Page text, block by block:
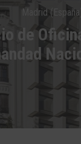
Madrid (España)
de